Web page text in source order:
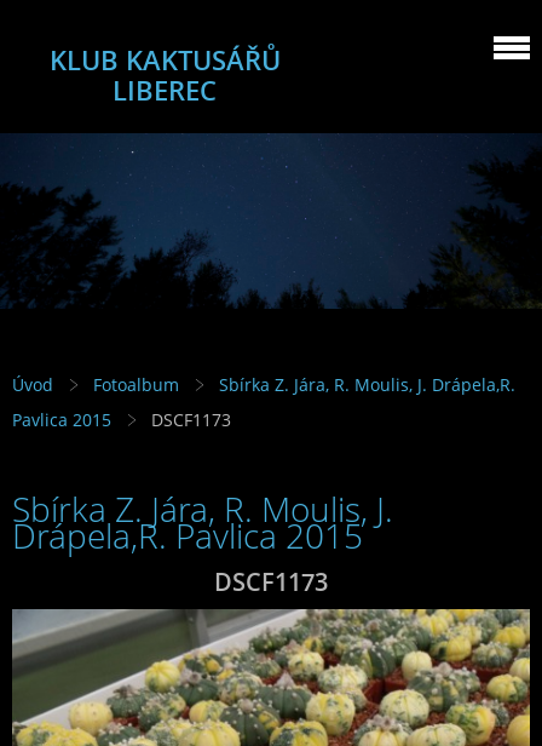
KLUB KAKTUSÁŘŮ
LIBEREC
Úvod Fotoalbum
Sbírka Z. Jára, R. Moulis, J. Drápela,R.
Pavlica 2015
DSCF1173
Sbírka Z. Jára, R. Moulis, J.
Drápela,R. Pavlica 2015
DSCF1173